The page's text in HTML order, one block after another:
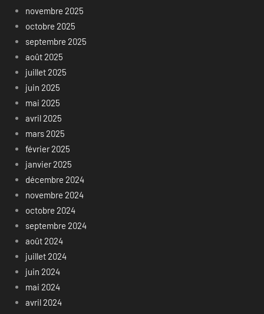
novembre 2025
octobre 2025
septembre 2025
août 2025
juillet 2025
juin 2025
mai 2025
avril 2025
mars 2025
février 2025
janvier 2025
décembre 2024
novembre 2024
octobre 2024
septembre 2024
août 2024
juillet 2024
juin 2024
mai 2024
avril 2024